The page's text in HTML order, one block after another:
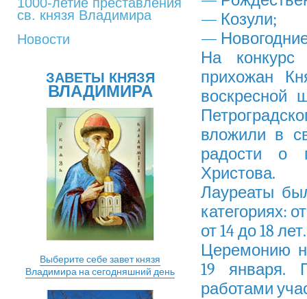
св. князя Владимира
Новости
ЗАВЕТЫ КНЯЗЯ
ВЛАДИМИРА
Выберите себе завет князя
Владимира на сегодняшний день
— Козули;
—
На конкурс
прихожан
воскресной
вложили в
радости о
Христова.
Лауреаты
категориях:
от 14 до 18 лет.
Церемонию
19 января.
работами